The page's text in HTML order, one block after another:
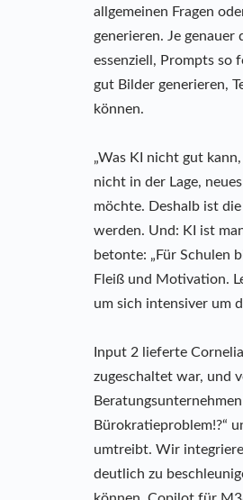
allgemeinen Fragen
generieren. Je genauer
essenziell, Prompts so
gut Bilder generieren,
können.
„Was KI nicht gut
nicht in der Lage,
möchte. Deshalb ist
werden. Und: KI ist
betonte: „Für Schulen
Fleiß und Motivation.
um sich intensiver um
Input 2 lieferte
zugeschaltet war, und
Bürokratieproblem!?“
umtreibt. Wir
deutlich zu